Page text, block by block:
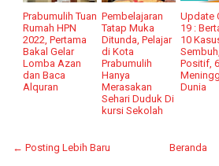
Prabumulih Tuan
Rumah HPN
2022, Pertama
Bakal Gelar
Lomba Azan
dan Baca
Alquran
Pembelajaran
Tatap Muka
Ditunda, Pelajar
di Kota
Prabumulih
Hanya
Merasakan
Sehari Duduk Di
kursi Sekolah
Update
19 :
10
Positif, 6
Dunia
← Posting Lebih Baru Beranda